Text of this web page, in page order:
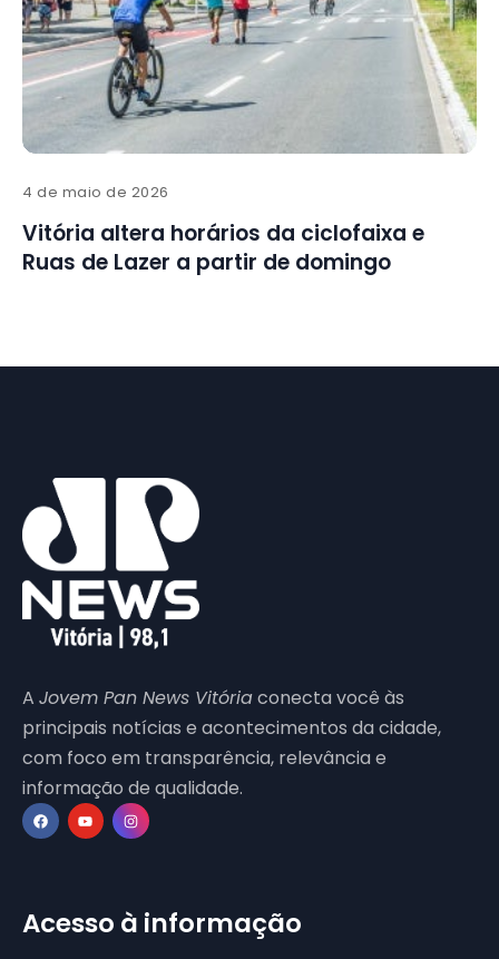
4 de maio de 2026
Vitória altera horários da ciclofaixa e
Ruas de Lazer a partir de domingo
A Jovem Pan News Vitóriaconecta você às
principais notícias e acontecimentos da cidade,
com foco em transparência, relevância e
informação de qualidade.
Acesso à informação